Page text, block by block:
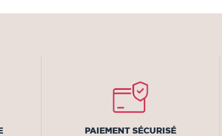
PAIEMENT SÉCURISÉ